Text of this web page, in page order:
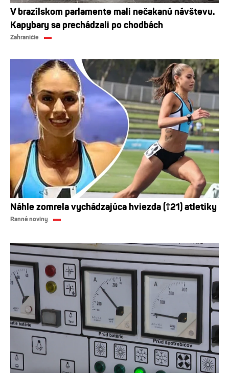
V brazílskom parlamente mali nečakanú návštevu.
Kapybary sa prechádzali po chodbách
Zahraničie
Náhle zomrela vychádzajúca hviezda (†21) atletiky
Ranné noviny